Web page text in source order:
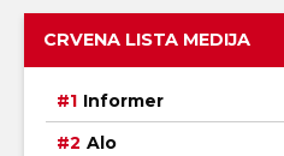
CRVENA LISTA MEDIJA
Informer
Alo